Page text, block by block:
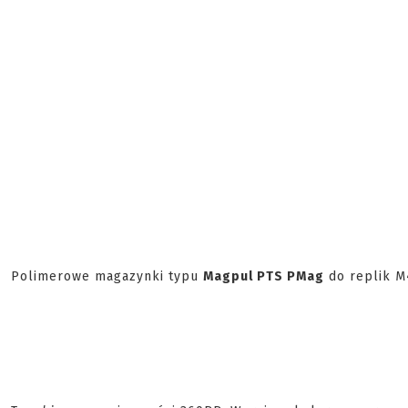
Polimerowe magazynki typu Magpul PTS PMag do replik